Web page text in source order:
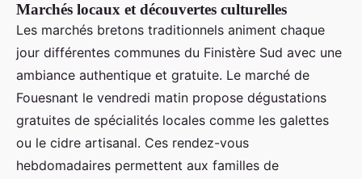
Marchés locaux et découvertes culturelles
Les marchés bretons traditionnels animent chaque
jour différentes communes du Finistère Sud avec une
ambiance authentique et gratuite. Le marché de
Fouesnant le vendredi matin propose dégustations
gratuites de spécialités locales comme les galettes
ou le cidre artisanal. Ces rendez-vous
hebdomadaires permettent aux familles de